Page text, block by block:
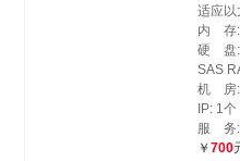
适应以
内 存:
硬 盘:
SAS
机 房:
IP: 1个
服 务:
￥ 700